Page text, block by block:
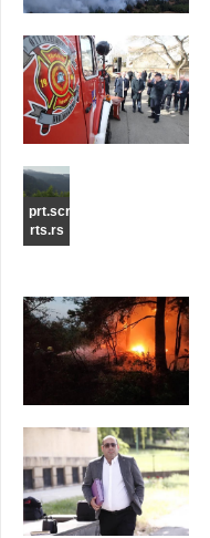
prt.scr
rts.rs